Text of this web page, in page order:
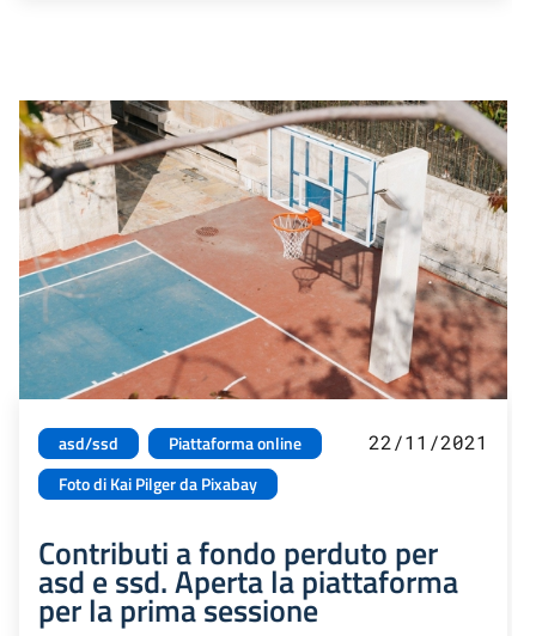
asd/ssd
Piattaforma online
Foto di Kai Pilger da Pixabay
22/11/2021
Contributi a fondo perduto per
asd e ssd. Aperta la piattaforma
per la prima sessione